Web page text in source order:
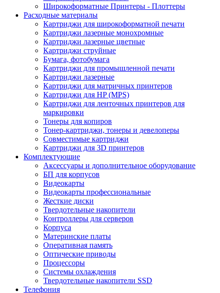
Широкоформатные Принтеры - Плоттеры
Расходные материалы
Картриджи для широкоформатной печати
Картриджи лазерные монохромные
Картриджи лазерные цветные
Картриджи струйные
Бумага, фотобумага
Картриджи для промышленной печати
Картриджи лазерные
Картриджи для матричных принтеров
Картриджи для HP (MPS)
Картриджи для ленточных принтеров для
маркировки
Тонеры для копиров
Тонер-картриджи, тонеры и девелоперы
Совместимые картриджи
Картриджи для 3D принтеров
Комплектующие
Аксессуары и дополнительное оборудование
БП для корпусов
Видеокарты
Видеокарты профессиональные
Жесткие диски
Твердотельные накопители
Контроллеры для серверов
Корпуса
Материнские платы
Оперативная память
Оптические приводы
Процессоры
Системы охлаждения
Твердотельные накопители SSD
Телефония